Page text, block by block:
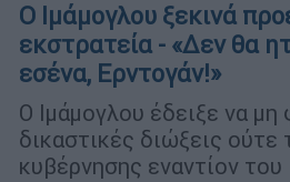
Ο Ιμάμογλου ξεκινά
εκστρατεία - «Δεν θα
εσένα, Ερντογάν!»
Ο Ιμάμογλου έδειξε να μη
δικαστικές διώξεις ούτε
κυβέρνησης εναντίον του